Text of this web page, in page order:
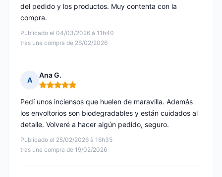
Publicado el 04/03/2026 à 11h40
tras una compra de 26/02/2026
del pedido y los productos. Muy contenta con la
compra.
A
Ana G.
Nota: 5 de 5
Publicado el 25/02/2026 à 16h35
tras una compra de 19/02/2026
Pedí unos inciensos que huelen de maravilla. Además
los envoltorios son biodegradables y están cuidados al
detalle. Volveré a hacer algún pedido, seguro.